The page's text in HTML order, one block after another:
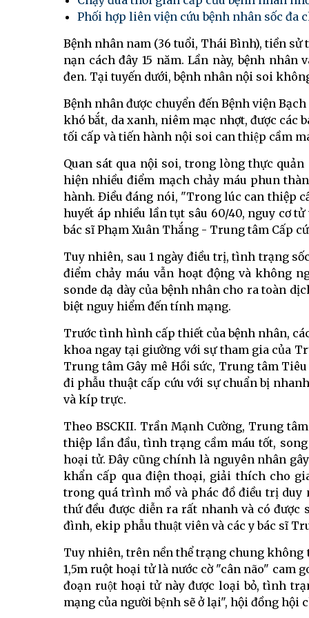
Phối hợp liên viện cứu bệnh nhân sốc đa
Bệnh nhân nam (36 tuổi, Thái Bình), tiền sử
nạn cách đây 15 năm. Lần này, bệnh
đen. Tại tuyến dưới, bệnh nhân nội soi
Bệnh nhân được chuyển đến Bệnh viện
khó bắt, da xanh, niêm mạc nhợt, được các
tối cấp và tiến hành nội soi can thiệp cầm
Quan sát qua nội soi, trong lòng thực
hiện nhiều điểm mạch chảy máu phun
hành. Điều đáng nói, "Trong lúc can thiệp
huyết áp nhiều lần tụt sâu 60/40, nguy cơ
bác sĩ Phạm Xuân Thắng - Trung tâm Cấp
Tuy nhiên, sau 1 ngày điều trị, tình trạng
điểm chảy máu vẫn hoạt động và không
sonde dạ dày của bệnh nhân cho ra toàn
biệt nguy hiểm đến tính mạng.
Trước tình hình cấp thiết của bệnh nhân,
khoa ngay tại giường với sự tham gia của
Trung tâm Gây mê Hồi sức, Trung tâm
đi phẫu thuật cấp cứu với sự chuẩn bị
và kíp trực.
Theo BSCKII. Trần Mạnh Cường, Trung
thiệp lần đầu, tình trạng cầm máu tốt,
hoại tử. Đây cũng chính là nguyên nhân
khẩn cấp qua điện thoại, giải thích cho
trong quá trình mổ và phác đồ điều trị duy
thứ đều được diễn ra rất nhanh và có được
đình, ekip phẫu thuật viên và các y bác sĩ
Tuy nhiên, trên nền thể trạng chung không
1,5m ruột hoại tử là nước cờ "cân não" cam
đoạn ruột hoại tử này được loại bỏ, tình
mạng của người bệnh sẽ ở lại", hội đồng hội